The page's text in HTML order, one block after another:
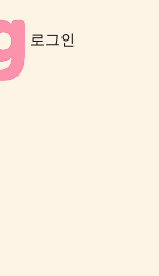
로그인